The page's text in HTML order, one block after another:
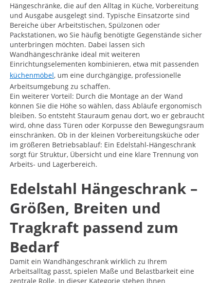
Hängeschränke, die auf den Alltag in Küche, Vorbereitung
und Ausgabe ausgelegt sind. Typische Einsatzorte sind
Bereiche über Arbeitstischen, Spülzonen oder
Packstationen, wo Sie häufig benötigte Gegenstände sicher
unterbringen möchten. Dabei lassen sich
Wandhängeschränke ideal mit weiteren
Einrichtungselementen kombinieren, etwa mit passenden
küchenmöbel, um eine durchgängige, professionelle
Arbeitsumgebung zu schaffen.
Ein weiterer Vorteil: Durch die Montage an der Wand
können Sie die Höhe so wählen, dass Abläufe ergonomisch
bleiben. So entsteht Stauraum genau dort, wo er gebraucht
wird, ohne dass Türen oder Korpusse den Bewegungsraum
einschränken. Ob in der kleinen Vorbereitungsküche oder
im größeren Betriebsablauf: Ein Edelstahl-Hängeschrank
sorgt für Struktur, Übersicht und eine klare Trennung von
Arbeits- und Lagerbereich.
Edelstahl Hängeschrank –
Größen, Breiten und
Tragkraft passend zum
Bedarf
Damit ein Wandhängeschrank wirklich zu Ihrem
Arbeitsalltag passt, spielen Maße und Belastbarkeit eine
zentrale Rolle. In dieser Kategorie stehen Ihnen